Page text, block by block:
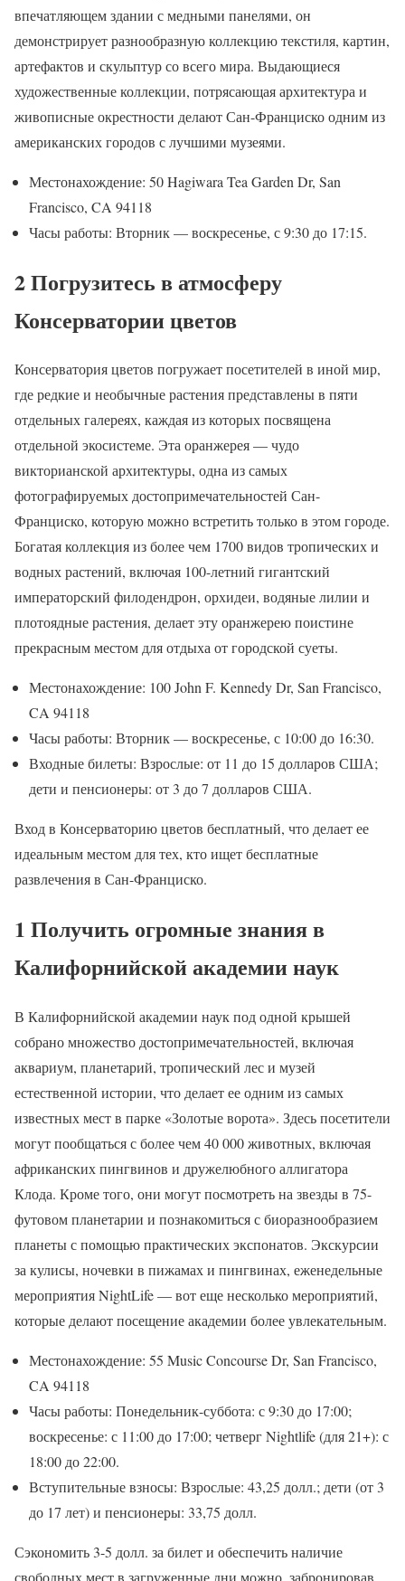
впечатляющем здании с медными панелями, он
демонстрирует разнообразную коллекцию текстиля, картин,
артефактов и скульптур со всего мира. Выдающиеся
художественные коллекции, потрясающая архитектура и
живописные окрестности делают Сан-Франциско одним из
американских городов с лучшими музеями.
Местонахождение: 50 Hagiwara Tea Garden Dr, San
Francisco, CA 94118
Часы работы: Вторник — воскресенье, с 9:30 до 17:15.
2 Погрузитесь в атмосферу
Консерватории цветов
Консерватория цветов погружает посетителей в иной мир,
где редкие и необычные растения представлены в пяти
отдельных галереях, каждая из которых посвящена
отдельной экосистеме. Эта оранжерея — чудо
викторианской архитектуры, одна из самых
фотографируемых достопримечательностей Сан-
Франциско, которую можно встретить только в этом городе.
Богатая коллекция из более чем 1700 видов тропических и
водных растений, включая 100-летний гигантский
императорский филодендрон, орхидеи, водяные лилии и
плотоядные растения, делает эту оранжерею поистине
прекрасным местом для отдыха от городской суеты.
Местонахождение: 100 John F. Kennedy Dr, San Francisco,
CA 94118
Часы работы: Вторник — воскресенье, с 10:00 до 16:30.
Входные билеты: Взрослые: от 11 до 15 долларов США;
дети и пенсионеры: от 3 до 7 долларов США.
Вход в Консерваторию цветов бесплатный, что делает ее
идеальным местом для тех, кто ищет бесплатные
развлечения в Сан-Франциско.
1 Получить огромные знания в
Калифорнийской академии наук
В Калифорнийской академии наук под одной крышей
собрано множество достопримечательностей, включая
аквариум, планетарий, тропический лес и музей
естественной истории, что делает ее одним из самых
известных мест в парке «Золотые ворота». Здесь посетители
могут пообщаться с более чем 40 000 животных, включая
африканских пингвинов и дружелюбного аллигатора
Клода. Кроме того, они могут посмотреть на звезды в 75-
футовом планетарии и познакомиться с биоразнообразием
планеты с помощью практических экспонатов. Экскурсии
за кулисы, ночевки в пижамах и пингвинах, еженедельные
мероприятия NightLife — вот еще несколько мероприятий,
которые делают посещение академии более увлекательным.
Местонахождение: 55 Music Concourse Dr, San Francisco,
CA 94118
Часы работы: Понедельник-суббота: с 9:30 до 17:00;
воскресенье: с 11:00 до 17:00; четверг Nightlife (для 21+): с
18:00 до 22:00.
Вступительные взносы: Взрослые: 43,25 долл.; дети (от 3
до 17 лет) и пенсионеры: 33,75 долл.
Сэкономить 3-5 долл. за билет и обеспечить наличие
свободных мест в загруженные дни можно, забронировав